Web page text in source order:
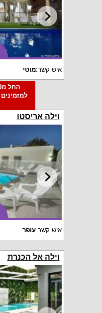
איש קשר:מוטי
וילה אריסטו
איש קשר:עופר
וילה אל הכנרת